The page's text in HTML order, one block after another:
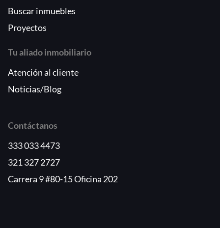
Buscar inmuebles
Proyectos
Tu aliado inmobiliario
Atención al cliente
Noticias/Blog
Contáctanos
333 033 4473
321 327 2727
Carrera 9 #80-15 Oficina 202